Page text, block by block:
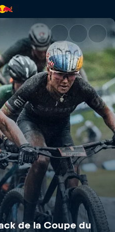
track de la
de la Coupe du